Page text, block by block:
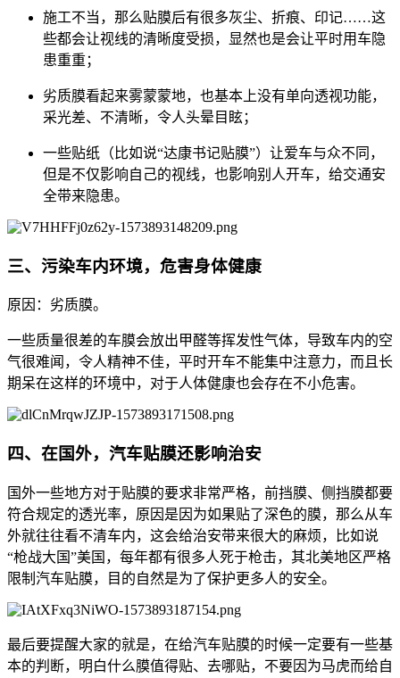
施工不当，那么贴膜后有很多灰尘、折痕、印记……这
些都会让视线的清晰度受损，显然也是会让平时用车隐
患重重；
劣质膜看起来雾蒙蒙地，也基本上没有单向透视功能，
采光差、不清晰，令人头晕目眩；
一些贴纸（比如说“达康书记贴膜”）让爱车与众不同，
但是不仅影响自己的视线，也影响别人开车，给交通安
全带来隐患。
三、污染车内环境，危害身体健康
原因：劣质膜。
一些质量很差的车膜会放出甲醛等挥发性气体，导致车内的空
气很难闻，令人精神不佳，平时开车不能集中注意力，而且长
期呆在这样的环境中，对于人体健康也会存在不小危害。
四、在国外，汽车贴膜还影响治安
国外一些地方对于贴膜的要求非常严格，前挡膜、侧挡膜都要
符合规定的透光率，原因是因为如果贴了深色的膜，那么从车
外就往往看不清车内，这会给治安带来很大的麻烦，比如说
“枪战大国”美国，每年都有很多人死于枪击，其北美地区严格
限制汽车贴膜，目的自然是为了保护更多人的安全。
最后要提醒大家的就是，在给汽车贴膜的时候一定要有一些基
本的判断，明白什么膜值得贴、去哪贴，不要因为马虎而给自